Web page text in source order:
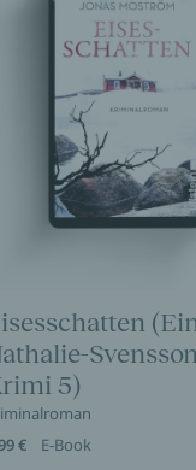
5)
€
E-Book